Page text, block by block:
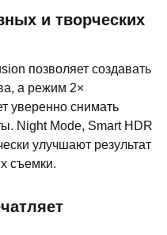
и творческих
позволяет создавать
а режим 2×
уверенно снимать
Night Mode, Smart HDR
улучшают результат
съемки.